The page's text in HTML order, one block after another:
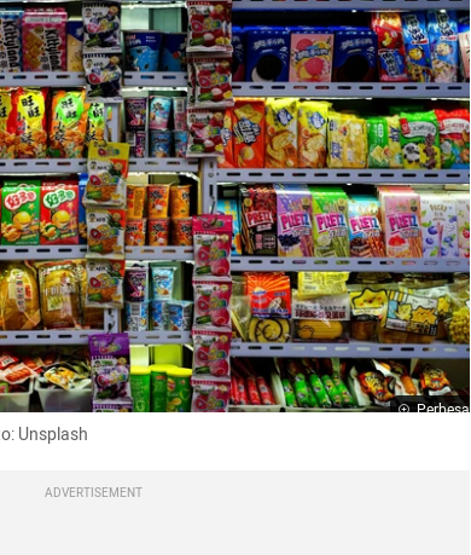
Perbesar
Unsplash
ADVERTISEMENT